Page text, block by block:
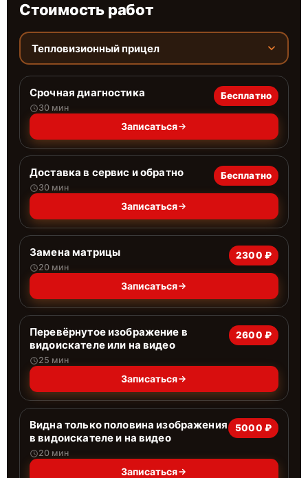
Стоимость работ
Тепловизионный прицел
Срочная диагностика
30 мин
Бесплатно
Записаться
Доставка в сервис и обратно
30 мин
Бесплатно
Записаться
Замена матрицы
20 мин
2300 ₽
Записаться
Перевёрнутое изображение в
видоискателе или на видео
25 мин
2600 ₽
Записаться
Видна только половина изображения
в видоискателе и на видео
20 мин
5000 ₽
Записаться